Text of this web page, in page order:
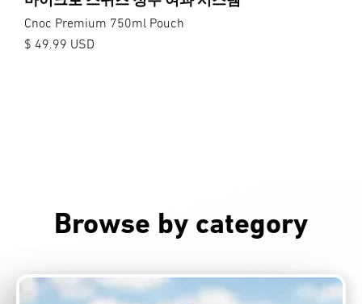
Cnoc Premium 750ml Pouch
$ 49.99 USD
Browse by category